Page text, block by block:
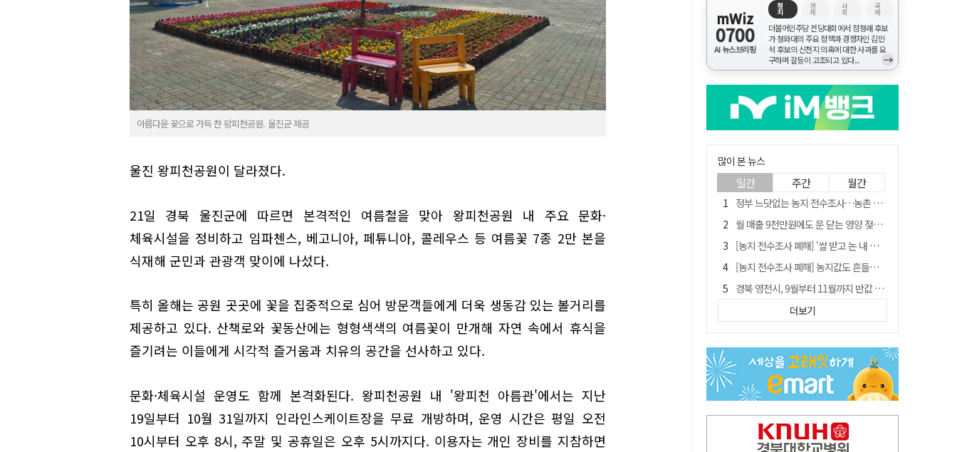
아름다운 꽃으로 가득 찬 왕피천공원. 울진군 제공
울진 왕피천공원이 달라졌다.
21일 경북 울진군에 따르면 본격적인 여름철을 맞아 왕피천공원 내 주요 문화·
체육시설을 정비하고 임파첸스, 베고니아, 페튜니아, 콜레우스 등 여름꽃 7종 2만 본을
식재해 군민과 관광객 맞이에 나섰다.
특히 올해는 공원 곳곳에 꽃을 집중적으로 심어 방문객들에게 더욱 생동감 있는 볼거리를
제공하고 있다. 산책로와 꽃동산에는 형형색색의 여름꽃이 만개해 자연 속에서 휴식을
즐기려는 이들에게 시각적 즐거움과 치유의 공간을 선사하고 있다.
문화·체육시설 운영도 함께 본격화된다. 왕피천공원 내 '왕피천 아름관'에서는 지난
19일부터 10월 31일까지 인라인스케이트장을 무료 개방하며, 운영 시간은 평일 오전
10시부터 오후 8시, 주말 및 공휴일은 오후 5시까지다. 이용자는 개인 장비를 지참하면
mWiz
0700
AI 뉴스브리핑
정
치
경
제
사
회
국
제
더불어민주당 전당대회에서 정청래 후보
가 청와대의 주요 정책과 경쟁자인 김민
석 후보의 신천지 의혹에 대한 사과를 요
구하며 갈등이 고조되고 있다...
→
많이 본 뉴스
일간 주간 월간
정부 느닷없는 농지 전수조사…농촌 들쑤시는 '경자유전'의 칼날
월 매출 9천만원에도 문 닫는 영양 젖소농장… "일할 사람이 없어"
[농지 전수조사 폐해] '쌀 받고 논 내 준' 도지농 이제 어쩌나?
[농지 전수조사 폐해] 농지값도 흔들리나…"도지 막히면 헐값 매물 나올 수도"
경북 영천시, 9월부터 11월까지 반값 여행 혜택 제공
국민 51.9% "李 대통령 재판 재개 필요하다"
아쉬운 태클
[농지 전수조사 폐해] 실경작농·청년농 부담도 커진다
김주수 전 의성군수 공덕비 결국 철거… 문화재법 위반 원상복구
더보기